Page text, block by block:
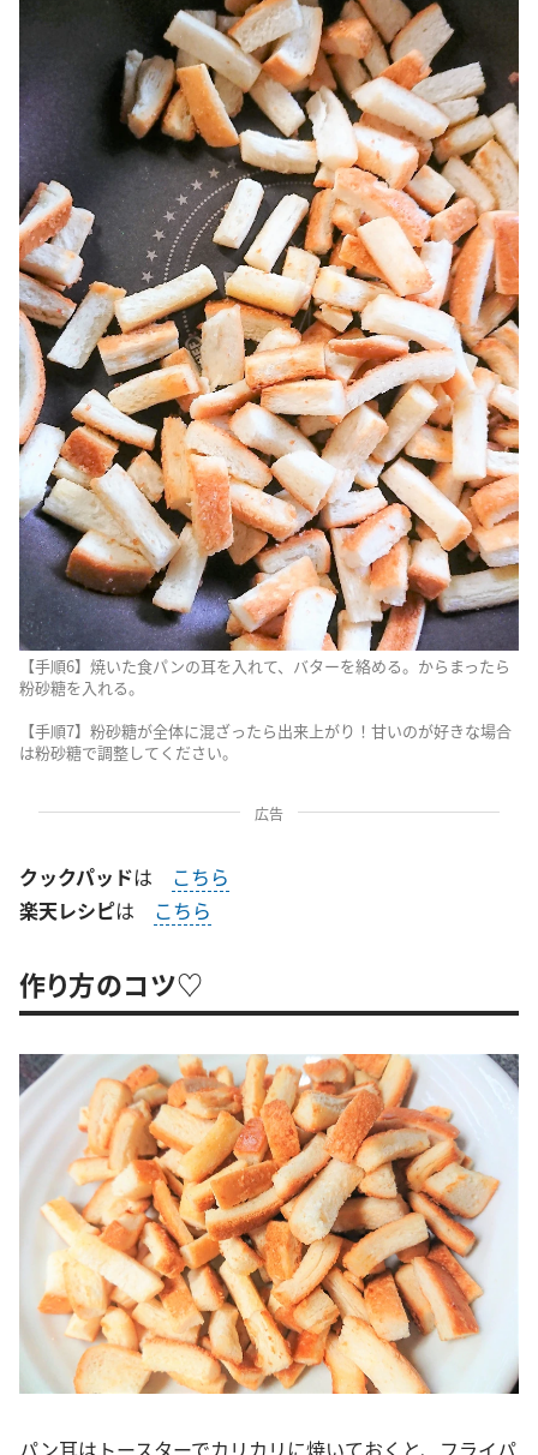
【手順6】焼いた食パンの耳を入れて、バターを絡める。からまったら
粉砂糖を入れる。
【手順7】粉砂糖が全体に混ざったら出来上がり！甘いのが好きな場合
は粉砂糖で調整してください。
広告
クックパッドは こちら
楽天レシピは こちら
作り方のコツ♡
パン耳はトースターでカリカリに焼いておくと、フライパ